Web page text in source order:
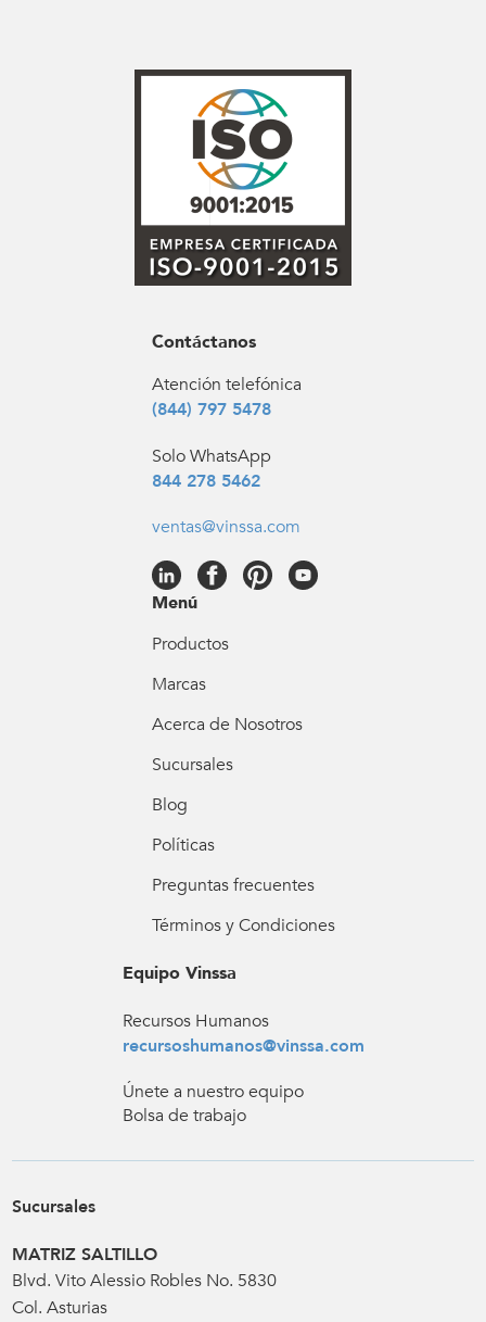
Contáctanos
Atención telefónica
(844) 797 5478
Solo WhatsApp
844 278 5462
ventas@vinssa.com
Menú
Productos
Marcas
Acerca de Nosotros
Sucursales
Blog
Políticas
Preguntas frecuentes
Términos y Condiciones
Equipo Vinssa
Recursos Humanos
recursoshumanos@vinssa.com
Únete a nuestro equipo
Bolsa de trabajo
Sucursales
MATRIZ SALTILLO
Blvd. Vito Alessio Robles No. 5830
Col. Asturias